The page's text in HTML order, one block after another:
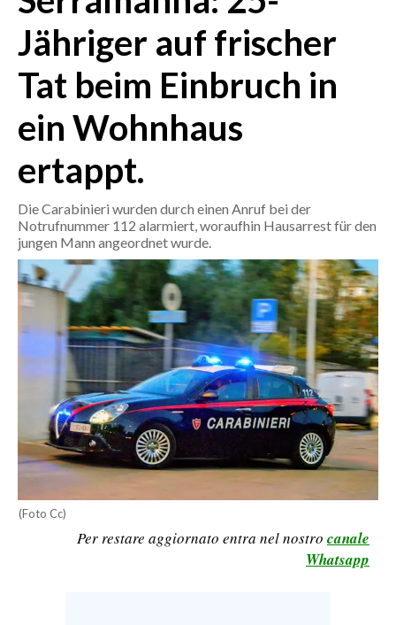
CRONACA
MONDO
POLITICA
ECONOMIA
SERVIZI ALLE IMPRESE
LAVORO
BANDI
SPORT IN SARDEGNA
SPORT
RISULTATI E CLASSIFICHE
CALCIO
CALCIO REGIONALE
BASKET
MOTORI
Jähriger auf frischer
Tat beim Einbruch in
ein Wohnhaus
ertappt.
Die Carabinieri wurden durch einen Anruf bei der
Notrufnummer 112 alarmiert, woraufhin Hausarrest für den
jungen Mann angeordnet wurde.
(Foto Cc)
Per restare aggiornato entra nel nostro canale
Whatsapp